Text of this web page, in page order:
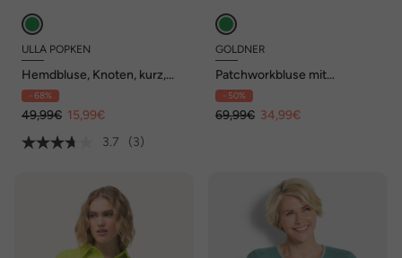
ULLA POPKEN
Hemdbluse, Knoten, kurz,
Hemdkragen, Langarm
- 68%
49,99€ 15,99€
3.7
(3)
GOLDNER
Patchworkbluse mit
Rundhals, V-Schlitz
- 50%
69,99€ 34,99€